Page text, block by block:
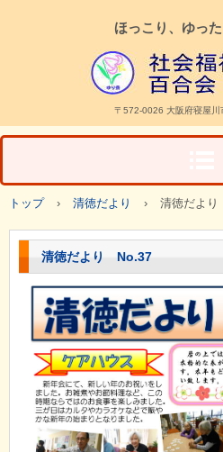
ほっこり、ゆった
〒572-0026 大阪府寝屋川
トップ › 清徳だより › 清徳だよ
清徳だより No.37